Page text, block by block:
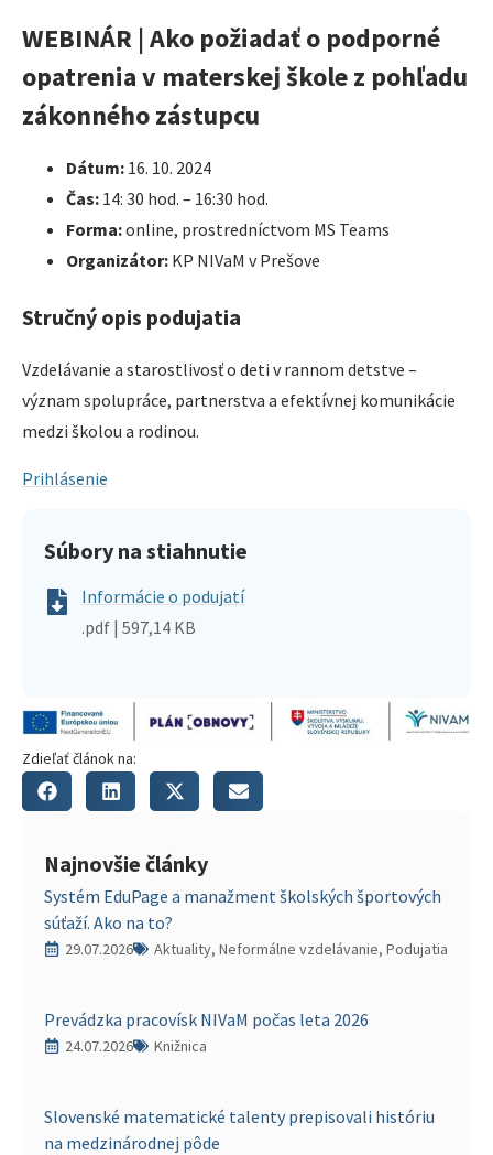
WEBINÁR | Ako požiadať o podporné
opatrenia v materskej škole z pohľadu
zákonného zástupcu
Dátum: 16. 10. 2024
Čas: 14: 30 hod. – 16:30 hod.
Forma:online, prostredníctvom MS Teams
Organizátor: KP NIVaM v Prešove
Stručný opis podujatia
Vzdelávanie a starostlivosť o deti v rannom detstve –
význam spolupráce, partnerstva a efektívnej komunikácie
medzi školou a rodinou.
Prihlásenie
Súbory na stiahnutie
Informácie o podujatí
.pdf | 597,14 KB
Zdieľať článok na:
Najnovšie články
Systém EduPage a manažment školských športových
súťaží. Ako na to?
29.07.2026 Aktuality, Neformálne vzdelávanie, Podujatia
Prevádzka pracovísk NIVaM počas leta 2026
24.07.2026 Knižnica
Slovenské matematické talenty prepisovali históriu
na medzinárodnej pôde